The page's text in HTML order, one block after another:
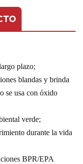
plazo;
blandas y brinda
se usa con óxido
verde;
durante la vida
BPR/EPA